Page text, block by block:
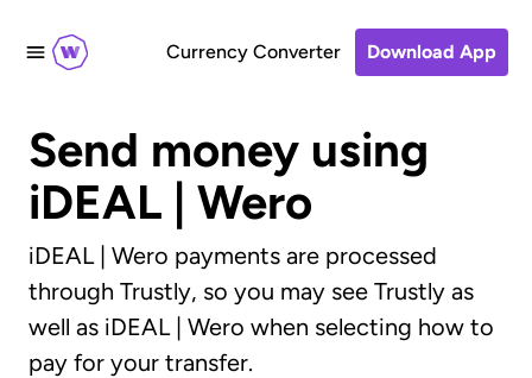
Currency Converter Download App
Send money using
iDEAL | Wero
iDEAL | Wero payments are processed
through Trustly, so you may see Trustly as
well as iDEAL | Wero when selecting how to
pay for your transfer.